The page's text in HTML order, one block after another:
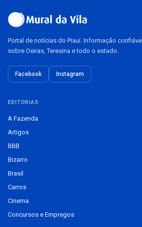
Portal de notícias do Piauí. Informação confiável
sobre Oeiras, Teresina e todo o estado.
Facebook Instagram
EDITORIAS
A Fazenda
Artigos
BBB
Bizarro
Brasil
Carros
Cinema
Concursos e Empregos